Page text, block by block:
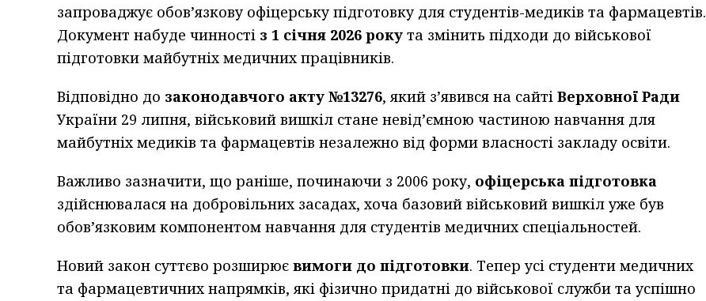
запроваджує обов’язкову офіцерську підготовку для студентів-медиків та фармацевтів.
Документ набуде чинності з 1 січня 2026 року та змінить підходи до військової
підготовки майбутніх медичних працівників.
Відповідно до законодавчого акту №13276, який з’явився на сайті Верховної Ради
України 29 липня, військовий вишкіл стане невід’ємною частиною навчання для
майбутніх медиків та фармацевтів незалежно від форми власності закладу освіти.
Важливо зазначити, що раніше, починаючи з 2006 року, офіцерська підготовка
здійснювалася на добровільних засадах, хоча базовий військовий вишкіл уже був
обов’язковим компонентом навчання для студентів медичних спеціальностей.
Новий закон суттєво розширює вимоги до підготовки. Тепер усі студенти медичних
та фармацевтичних напрямків, які фізично придатні до військової служби та успішно